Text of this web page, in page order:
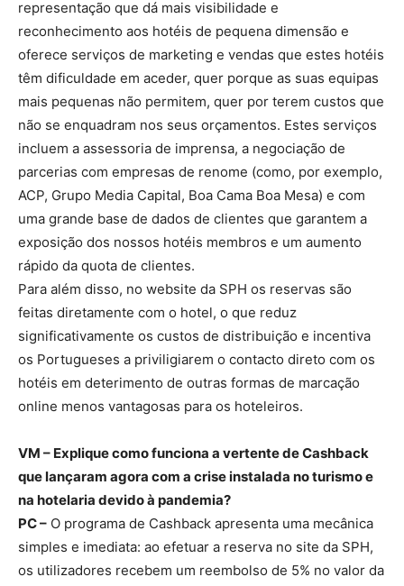
representação que dá mais visibilidade e
reconhecimento aos hotéis de pequena dimensão e
oferece serviços de marketing e vendas que estes hotéis
têm dificuldade em aceder, quer porque as suas equipas
mais pequenas não permitem, quer por terem custos que
não se enquadram nos seus orçamentos. Estes serviços
incluem a assessoria de imprensa, a negociação de
parcerias com empresas de renome (como, por exemplo,
ACP, Grupo Media Capital, Boa Cama Boa Mesa) e com
uma grande base de dados de clientes que garantem a
exposição dos nossos hotéis membros e um aumento
rápido da quota de clientes.
Para além disso, no website da SPH os reservas são
feitas diretamente com o hotel, o que reduz
significativamente os custos de distribuição e incentiva
os Portugueses a priviligiarem o contacto direto com os
hotéis em deterimento de outras formas de marcação
online menos vantagosas para os hoteleiros.
VM – Explique como funciona a vertente de Cashback
que lançaram agora com a crise instalada no turismo e
na hotelaria devido à pandemia?
PC – O programa de Cashback apresenta uma mecânica
simples e imediata: ao efetuar a reserva no site da SPH,
os utilizadores recebem um reembolso de 5% no valor da